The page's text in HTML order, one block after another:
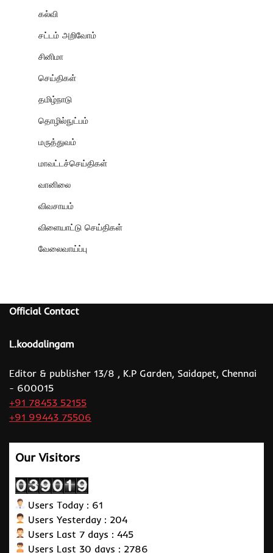
கல்வி
சட்டம் அறிவோம்
சினிமா
செய்திகள்
தமிழ்நாடு
தொழில்நுட்பம்
மருத்துவம்
மாவட்டச்செய்திகள்
வானிலை
விவசாயம்
விளையாட்டு செய்திகள்
வேலைவாய்ப்பு
Official Contact
L.koodalingam
Editor & publisher 13/8 , K.P Garden, Saidapet, Chennai
- 600015
+91 78453 52155
+91 99443 75506
Our Visitors
Users Today : 61
Users Yesterday : 204
Users Last 7 days : 445
Users Last 30 days : 2786